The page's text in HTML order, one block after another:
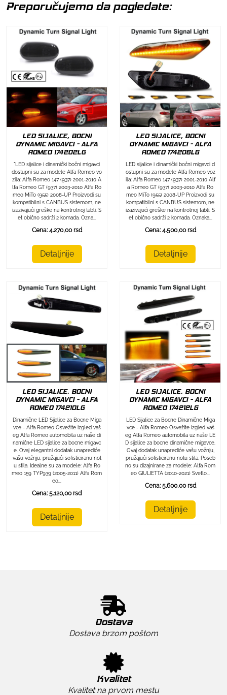
Preporučujemo da pogledate:
LED SIJALICE, BOCNI
DYNAMIC MIGAVCI - ALFA
ROMEO 174202LG
"LED sijalice i dinamički bočni migavci
dostupni su za modele Alfa Romeo vo
zila: Alfa Romeo 147 (937) 2001-2010 A
lfa Romeo GT (937) 2003-2010 Alfa Ro
meo MiTo (955) 2008-UP Proizvodi su
kompatibilni s CANBUS sistemom, ne
izazivajući greške na kontrolnoj tabli. S
et obično sadrži 2 komada. Ozna...
Cena: 4.270,00 rsd
Detaljnije
LED SIJALICE, BOCNI
DYNAMIC MIGAVCI - ALFA
ROMEO 174206LG
LED sijalice i dinamički bočni migavci d
ostupni su za modele Alfa Romeo voz
ila: Alfa Romeo 147 (937) 2001-2010 Alf
a Romeo GT (937) 2003-2010 Alfa Ro
meo MiTo (955) 2008-UP Proizvodi su
kompatibilni s CANBUS sistemom, ne
izazivajući greške na kontrolnoj tabli. S
et obično sadrži 2 komada. Oznaka...
Cena: 4.500,00 rsd
Detaljnije
LED SIJALICE, BOCNI
DYNAMIC MIGAVCI - ALFA
ROMEO 174210LG
Dinamične LED Sijalice za Bocne Miga
vce - Alfa Romeo Osvežite izgled vaš
eg Alfa Romeo automobila uz naše di
namične LED sijalice za bocne migavc
e. Ovaj elegantni dodatak unaprediće
vašu vožnju, pružajući sofisticiranu not
u stila. Idealne su za modele: Alfa Ro
meo 159 TYP939 (2005-2011) Alfa Rom
eo...
Cena: 5.120,00 rsd
Detaljnije
LED SIJALICE, BOCNI
DYNAMIC MIGAVCI - ALFA
ROMEO 174212LG
LED Sijalice za Bocne Dinamične Miga
vce - Alfa Romeo Osvežite izgled vaš
eg Alfa Romeo automobila uz naše LE
D sijalice za bocne dinamične migavce.
Ovaj dodatak unaprediće vašu vožnju,
pružajući sofisticiranu notu stila. Poseb
no su dizajnirane za modele: Alfa Rom
eo GIULIETTA (2010-2021) Svetlo...
Cena: 5.600,00 rsd
Detaljnije
Dostava
Dostava brzom poštom
Kvalitet
Kvalitet na prvom mestu